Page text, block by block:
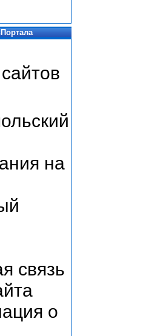
на
связь
о